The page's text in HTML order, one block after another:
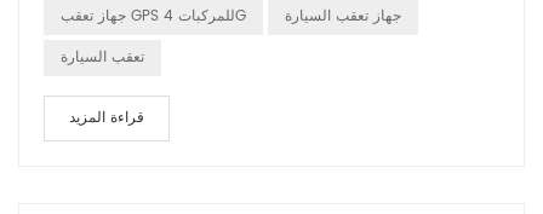
جهاز تعقب GPS للمركبات 4G
جهاز تعقب السيارة
تعقب السيارة
قراءة المزيد